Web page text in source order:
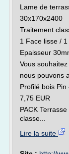
Lame de
30x170x2400
Traitement
1 Face lisse /
Epaisseur
Vous
nous pouvons
Profilé bois
7,75 EUR
PACK
classe...
Lire la suite